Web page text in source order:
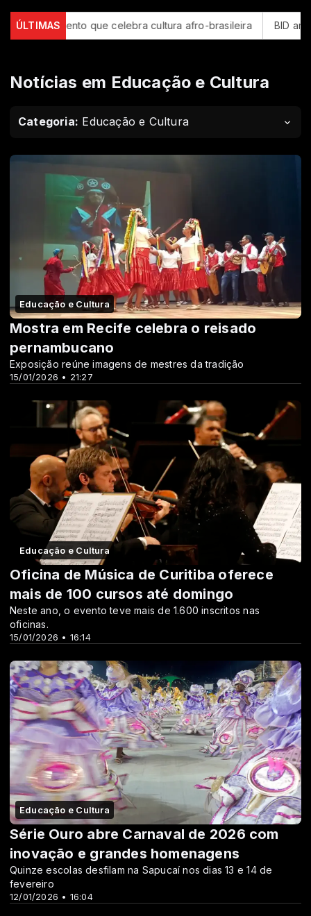
ÚLTIMAS
que celebra cultura afro-brasileira BID amplia para US$
Notícias em Educação e Cultura
Categoria: Educação e Cultura
Educação e Cultura
15/01/2026 • 21:27
Mostra em Recife celebra o reisado
pernambucano
Exposição reúne imagens de mestres da tradição
Educação e Cultura
15/01/2026 • 16:14
Oficina de Música de Curitiba oferece
mais de 100 cursos até domingo
Neste ano, o evento teve mais de 1.600 inscritos nas
oficinas.
Educação e Cultura
12/01/2026 • 16:04
Série Ouro abre Carnaval de 2026 com
inovação e grandes homenagens
Quinze escolas desfilam na Sapucaí nos dias 13 e 14 de
fevereiro